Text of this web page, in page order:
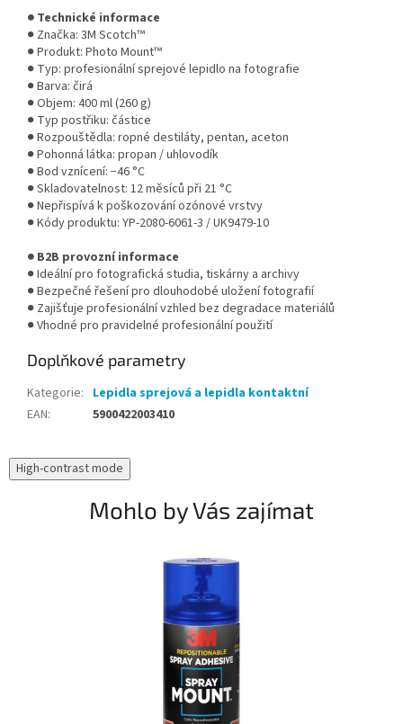
● Technické informace
● Značka: 3M Scotch™
● Produkt: Photo Mount™
● Typ: profesionální sprejové lepidlo na fotografie
● Barva: čirá
● Objem: 400 ml (260 g)
● Typ postřiku: částice
● Rozpouštědla: ropné destiláty, pentan, aceton
● Pohonná látka: propan / uhlovodík
● Bod vznícení: −46 °C
● Skladovatelnost: 12 měsíců při 21 °C
● Nepřispívá k poškozování ozónové vrstvy
● Kódy produktu: YP-2080-6061-3 / UK9479-10
● B2B provozní informace
● Ideální pro fotografická studia, tiskárny a archivy
● Bezpečné řešení pro dlouhodobé uložení fotografií
● Zajišťuje profesionální vzhled bez degradace materiálů
● Vhodné pro pravidelné profesionální použití
Doplňkové parametry
Kategorie: Lepidla sprejová a lepidla kontaktní
EAN: 5900422003410
High-contrast mode
Mohlo by Vás zajímat